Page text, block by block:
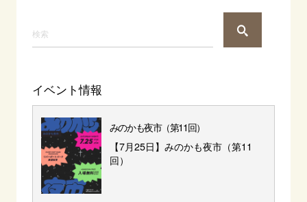
イベント情報
みのかも夜市（第11回）
【7月25日】みのかも夜市（第11
回）